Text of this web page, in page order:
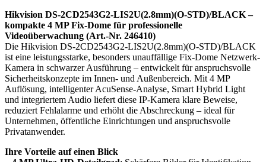
Hikvision DS-2CD2543G2-LIS2U(2.8mm)(O-STD)/BLACK –
kompakte 4 MP Fix-Dome für professionelle
Videoüberwachung (Art.-Nr. 246410)
Die Hikvision DS-2CD2543G2-LIS2U(2.8mm)(O-STD)/BLACK
ist eine leistungsstarke, besonders unauffällige Fix-Dome Netzwerk-
Kamera in schwarzer Ausführung – entwickelt für anspruchsvolle
Sicherheitskonzepte im Innen- und Außenbereich. Mit 4 MP
Auflösung, intelligenter AcuSense-Analyse, Smart Hybrid Light
und integriertem Audio liefert diese IP-Kamera klare Beweise,
reduziert Fehlalarme und erhöht die Abschreckung – ideal für
Unternehmen, öffentliche Einrichtungen und anspruchsvolle
Privatanwender.
Ihre Vorteile auf einen Blick